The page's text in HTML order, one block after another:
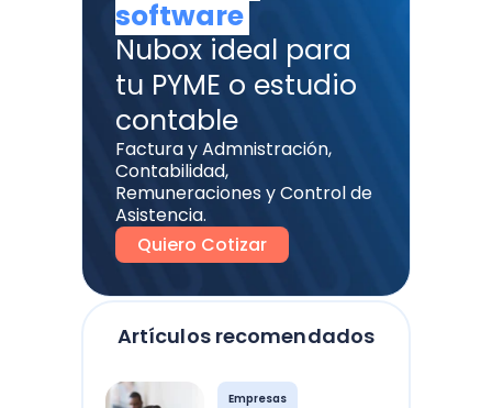
Artículos recomendados
Empresas
software
Nubox ideal para
tu PYME o estudio
contable
Factura y Admnistración,
Contabilidad,
Remuneraciones y Control de
Asistencia.
Quiero Cotizar